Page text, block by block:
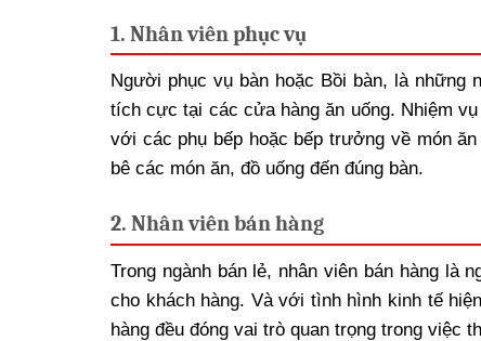
1. Nhân viên phục vụ
Người phục vụ bàn hoặc Bồi bàn, là những
tích cực tại các cửa hàng ăn uống. Nhiệm
với các phụ bếp hoặc bếp trưởng về món
bê các món ăn, đồ uống đến đúng bàn.
2. Nhân viên bán hàng
Trong ngành bán lẻ, nhân viên bán hàng
cho khách hàng. Và với tình hình kinh tế
hàng đều đóng vai trò quan trọng trong việc